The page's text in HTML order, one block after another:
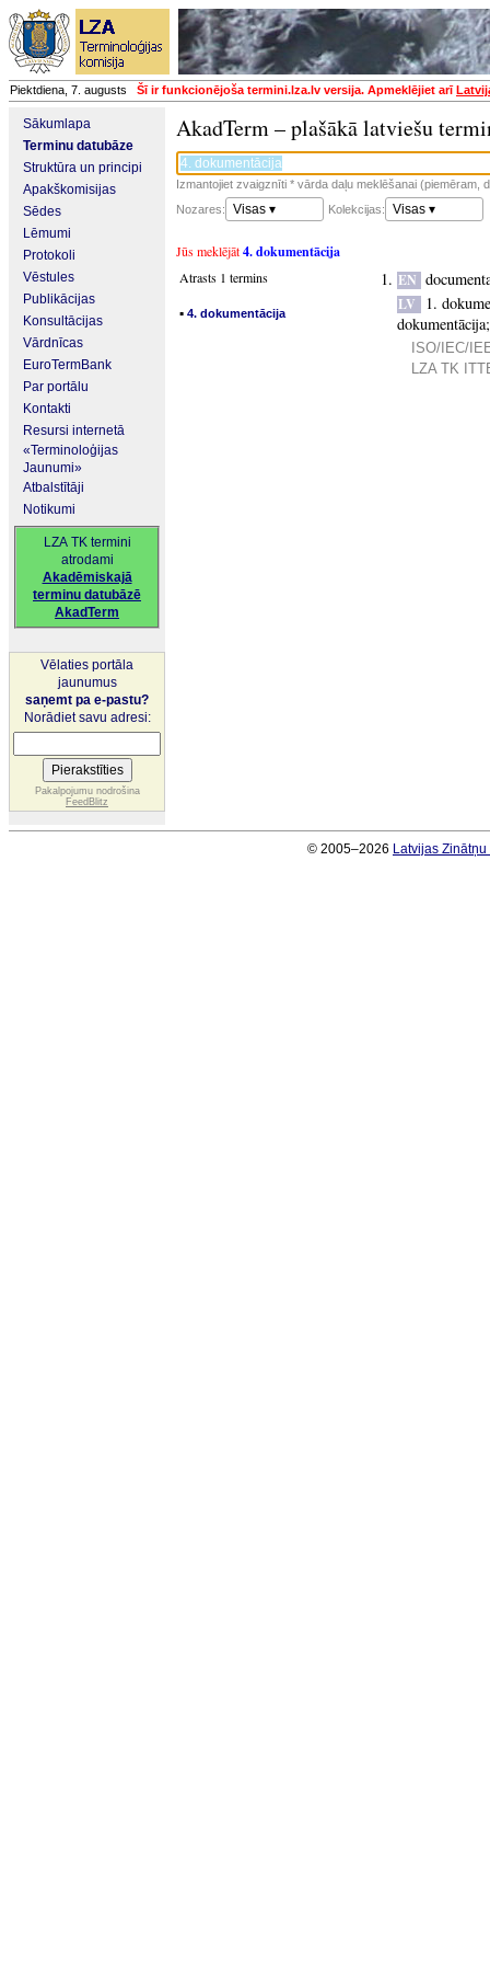
Piektdiena, 7. augusts Šī ir funkcionējoša termini.lza.lv versija. Apmeklējiet arī
Sākumlapa
Terminu datubāze
Struktūra un principi
Apakškomisijas
Sēdes
Lēmumi
Protokoli
Vēstules
Publikācijas
Konsultācijas
Vārdnīcas
EuroTermBank
Par portālu
Kontakti
Resursi internetā
«Terminoloģijas
Jaunumi»
Atbalstītāji
Notikumi
LZA TK termini
atrodami
Akadēmiskajā
terminu datubāzē
AkadTerm
Vēlaties portāla
jaunumus
saņemt pa e-pastu?
Norādiet savu adresi:
Pakalpojumu nodrošina
FeedBlitz
AkadTerm – plašākā latviešu
Izmantojiet zvaigznīti * vārda daļu meklēšanai (piemēram,
Nozares:
Visas ▾ Kolekcijas: Visas ▾
Jūs meklējāt4. dokumentācija
Atrasts 1 termins
▪ 4. dokumentācija
EN
LV
1.
dokumentācija
ISO/IEC/
LZA TK
© 2005–2026 Latvijas